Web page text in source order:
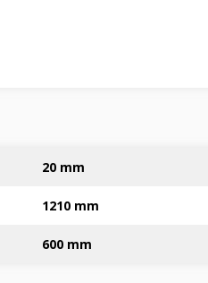
20 mm
1210 mm
600 mm